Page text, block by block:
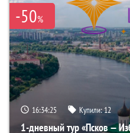
-50%
16:34:24 Купили:12
1-дневный тур «Псков —